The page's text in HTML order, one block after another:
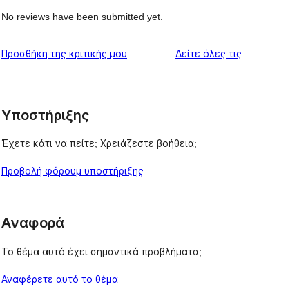
No reviews have been submitted yet.
Προσθήκη της κριτικής μου Δείτε όλες τις
Υποστήριξης
Έχετε κάτι να πείτε; Χρειάζεστε βοήθεια;
Προβολή φόρουμ υποστήριξης
Αναφορά
Το θέμα αυτό έχει σημαντικά προβλήματα;
Αναφέρετε αυτό το θέμα